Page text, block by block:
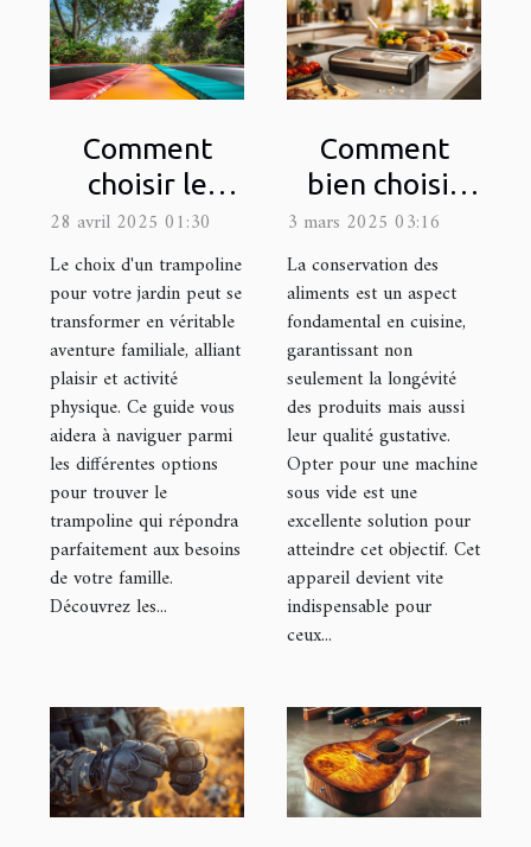
Comment
choisir le
trampoline
idéal pour
votre jardin
28 avril 2025 01:30
Le choix d'un trampoline
pour votre jardin peut se
transformer en véritable
aventure familiale, alliant
plaisir et activité
physique. Ce guide vous
aidera à naviguer parmi
les différentes options
pour trouver le
trampoline qui répondra
parfaitement aux besoins
de votre famille.
Découvrez les...
Comment
bien choisir
une machine
sous vide pour
votre cuisine
3 mars 2025 03:16
La conservation des
aliments est un aspect
fondamental en cuisine,
garantissant non
seulement la longévité
des produits mais aussi
leur qualité gustative.
Opter pour une machine
sous vide est une
excellente solution pour
atteindre cet objectif. Cet
appareil devient vite
indispensable pour
ceux...